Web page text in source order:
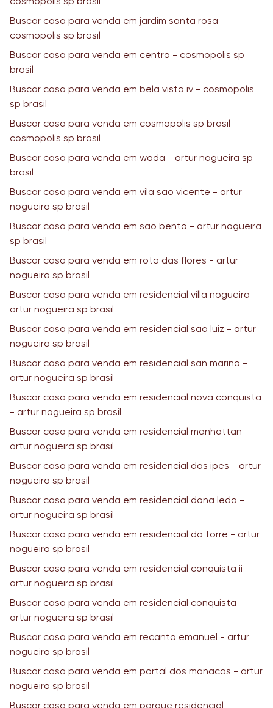
Buscar casa para venda em jardim santa rosa -
cosmopolis sp brasil
Buscar casa para venda em centro - cosmopolis sp
brasil
Buscar casa para venda em bela vista iv - cosmopolis
sp brasil
Buscar casa para venda em cosmopolis sp brasil -
cosmopolis sp brasil
Buscar casa para venda em wada - artur nogueira sp
brasil
Buscar casa para venda em vila sao vicente - artur
nogueira sp brasil
Buscar casa para venda em sao bento - artur nogueira
sp brasil
Buscar casa para venda em rota das flores - artur
nogueira sp brasil
Buscar casa para venda em residencial villa nogueira -
artur nogueira sp brasil
Buscar casa para venda em residencial sao luiz - artur
nogueira sp brasil
Buscar casa para venda em residencial san marino -
artur nogueira sp brasil
Buscar casa para venda em residencial nova conquista
- artur nogueira sp brasil
Buscar casa para venda em residencial manhattan -
artur nogueira sp brasil
Buscar casa para venda em residencial dos ipes - artur
nogueira sp brasil
Buscar casa para venda em residencial dona leda -
artur nogueira sp brasil
Buscar casa para venda em residencial da torre - artur
nogueira sp brasil
Buscar casa para venda em residencial conquista ii -
artur nogueira sp brasil
Buscar casa para venda em residencial conquista -
artur nogueira sp brasil
Buscar casa para venda em recanto emanuel - artur
nogueira sp brasil
Buscar casa para venda em portal dos manacas - artur
nogueira sp brasil
Buscar casa para venda em parque residencial